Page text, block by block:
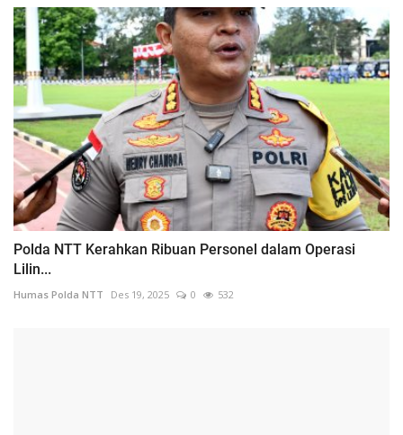
Polda NTT Kerahkan Ribuan Personel dalam Operasi
Lilin...
Humas Polda NTT Des 19, 2025 0 532